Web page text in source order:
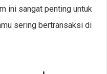
ini sangat penting untuk
sering bertransaksi di